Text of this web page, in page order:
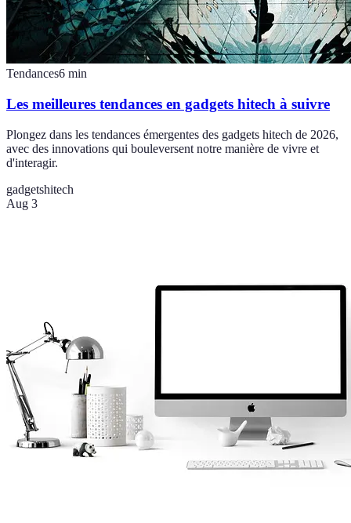
Tendances6 min
Les meilleures tendances en gadgets hitech à suivre
Plongez dans les tendances émergentes des gadgets hitech de 2026,
avec des innovations qui bouleversent notre manière de vivre et
d'interagir.
gadgetshitech
Aug 3